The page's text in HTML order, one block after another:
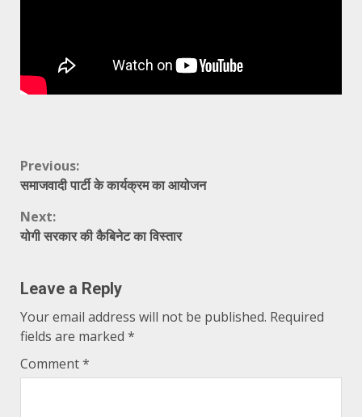
Continue
Previous:
समाजवादी पार्टी के कार्यक्रम का आयोजन
Next:
योगी सरकार की कैबिनेट का विस्तार
Leave a Reply
Your email address will not be published. Required
fields are marked *
Comment*